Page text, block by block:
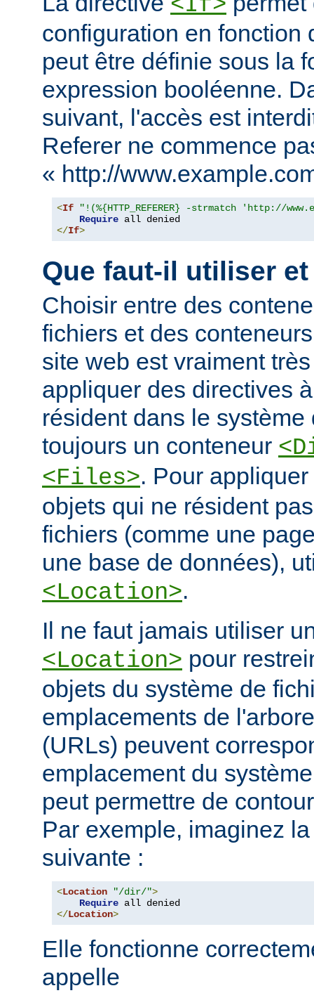
configuration en fonction
peut être définie sous la
expression booléenne.
suivant, l'accès est
Referer ne commence
« http://
<If
"!(%{HTTP_REFERER} -strmatch 'http://
Require
</If>
Que faut-il utiliser
Choisir entre des
fichiers et des
site web est vraiment
appliquer des directives
résident dans le
toujours un conteneur
<Files>. Pour
objets qui ne résident
fichiers (comme une
une base de données),
<Location>.
Il ne faut jamais utiliser
<Location> pour
objets du système de
emplacements de
(URLs) peuvent
emplacement du
peut permettre de
Par exemple, imaginez
suivante :
<Location "/dir/">
Require
</Location>
Elle fonctionne
appelle